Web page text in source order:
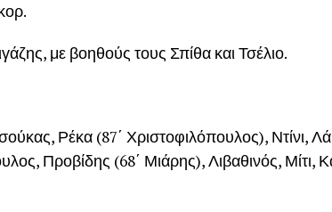
με βοηθούς τους Σπίθα και Τσέλιο.
Ρέκα (87΄ Χριστοφιλόπουλος), Ντίνι,
Προβίδης (68΄ Μιάρης), Λιβαθινός, Μίτι,